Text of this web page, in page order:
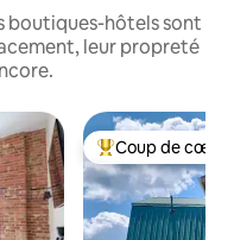
boutiques-hôtels sont
leur propreté
Coups de cœur
Coup de cœur